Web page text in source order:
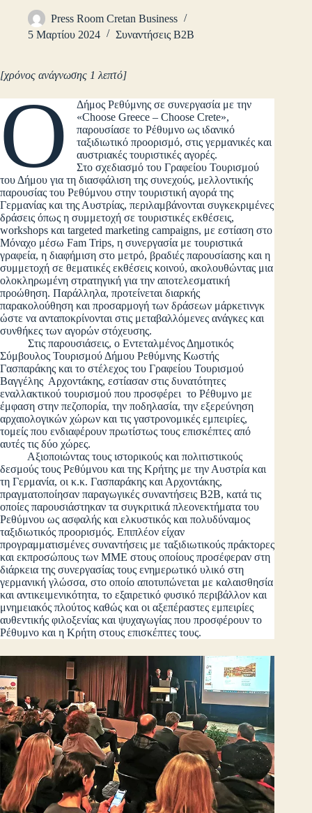
Press Room Cretan Business
5 Μαρτίου 2024
Συναντήσεις B2B
[χρόνος ανάγνωσης 1 λεπτό]
Ο
Δήμος Ρεθύμνης σε συνεργασία με την
«Choose Greece – Choose Crete»,
παρουσίασε το Ρέθυμνο ως ιδανικό
ταξιδιωτικό προορισμό, στις γερμανικές και
αυστριακές τουριστικές αγορές.
Στο σχεδιασμό του Γραφείου Τουρισμού
του Δήμου για τη διασφάλιση της συνεχούς, μελλοντικής
παρουσίας του Ρεθύμνου στην τουριστική αγορά της
Γερμανίας και της Αυστρίας, περιλαμβάνονται συγκεκριμένες
δράσεις όπως η συμμετοχή σε τουριστικές εκθέσεις,
workshops και targeted marketing campaigns, με εστίαση στο
Μόναχο μέσω Fam Trips, η συνεργασία με τουριστικά
γραφεία, η διαφήμιση στο μετρό, βραδιές παρουσίασης και η
συμμετοχή σε θεματικές εκθέσεις κοινού, ακολουθώντας μια
ολοκληρωμένη στρατηγική για την αποτελεσματική
προώθηση. Παράλληλα, προτείνεται διαρκής
παρακολούθηση και προσαρμογή των δράσεων μάρκετινγκ
ώστε να ανταποκρίνονται στις μεταβαλλόμενες ανάγκες και
συνθήκες των αγορών στόχευσης.
Στις παρουσιάσεις, ο Εντεταλμένος Δημοτικός
Σύμβουλος Τουρισμού Δήμου Ρεθύμνης Κωστής
Γασπαράκης και το στέλεχος του Γραφείου Τουρισμού
Βαγγέλης Αρχοντάκης, εστίασαν στις δυνατότητες
εναλλακτικού τουρισμού που προσφέρει το Ρέθυμνο με
έμφαση στην πεζοπορία, την ποδηλασία, την εξερεύνηση
αρχαιολογικών χώρων και τις γαστρονομικές εμπειρίες,
τομείς που ενδιαφέρουν πρωτίστως τους επισκέπτες από
αυτές τις δύο χώρες.
Αξιοποιώντας τους ιστορικούς και πολιτιστικούς
δεσμούς τους Ρεθύμνου και της Κρήτης με την Αυστρία και
τη Γερμανία, οι κ.κ. Γασπαράκης και Αρχοντάκης,
πραγματοποίησαν παραγωγικές συναντήσεις B2B, κατά τις
οποίες παρουσιάστηκαν τα συγκριτικά πλεονεκτήματα του
Ρεθύμνου ως ασφαλής και ελκυστικός και πολυδύναμος
ταξιδιωτικός προορισμός. Επιπλέον είχαν
προγραμματισμένες συναντήσεις με ταξιδιωτικούς πράκτορες
και εκπροσώπους των ΜΜΕ στους οποίους προσέφεραν στη
διάρκεια της συνεργασίας τους ενημερωτικό υλικό στη
γερμανική γλώσσα, στο οποίο αποτυπώνεται με καλαισθησία
και αντικειμενικότητα, το εξαιρετικό φυσικό περιβάλλον και
μνημειακός πλούτος καθώς και οι αξεπέραστες εμπειρίες
αυθεντικής φιλοξενίας και ψυχαγωγίας που προσφέρουν το
Ρέθυμνο και η Κρήτη στους επισκέπτες τους.